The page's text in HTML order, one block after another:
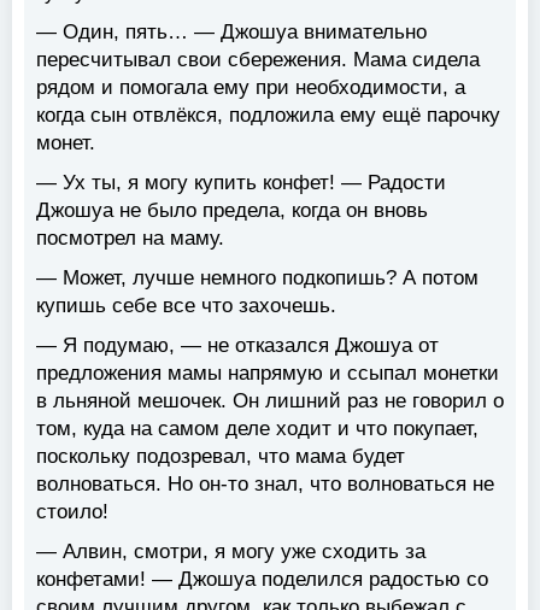
— Один, пять… — Джошуа внимательно
пересчитывал свои сбережения. Мама сидела
рядом и помогала ему при необходимости, а
когда сын отвлёкся, подложила ему ещё парочку
монет.
— Ух ты, я могу купить конфет! — Радости
Джошуа не было предела, когда он вновь
посмотрел на маму.
— Может, лучше немного подкопишь? А потом
купишь себе все что захочешь.
— Я подумаю, — не отказался Джошуа от
предложения мамы напрямую и ссыпал монетки
в льняной мешочек. Он лишний раз не говорил о
том, куда на самом деле ходит и что покупает,
поскольку подозревал, что мама будет
волноваться. Но он-то знал, что волноваться не
стоило!
— Алвин, смотри, я могу уже сходить за
конфетами! — Джошуа поделился радостью со